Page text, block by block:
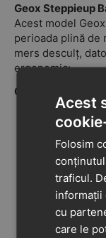
Geox Steppieup
Acest model
perioada plină de
mers desculț,
ergonomic:
Caracteristici
Tălpă
pentru a
încălțăminte
Partea
„buttery-
Talpă din
oferă
transpirației
Acest
Folosim
traficul.
informații
cu
care le